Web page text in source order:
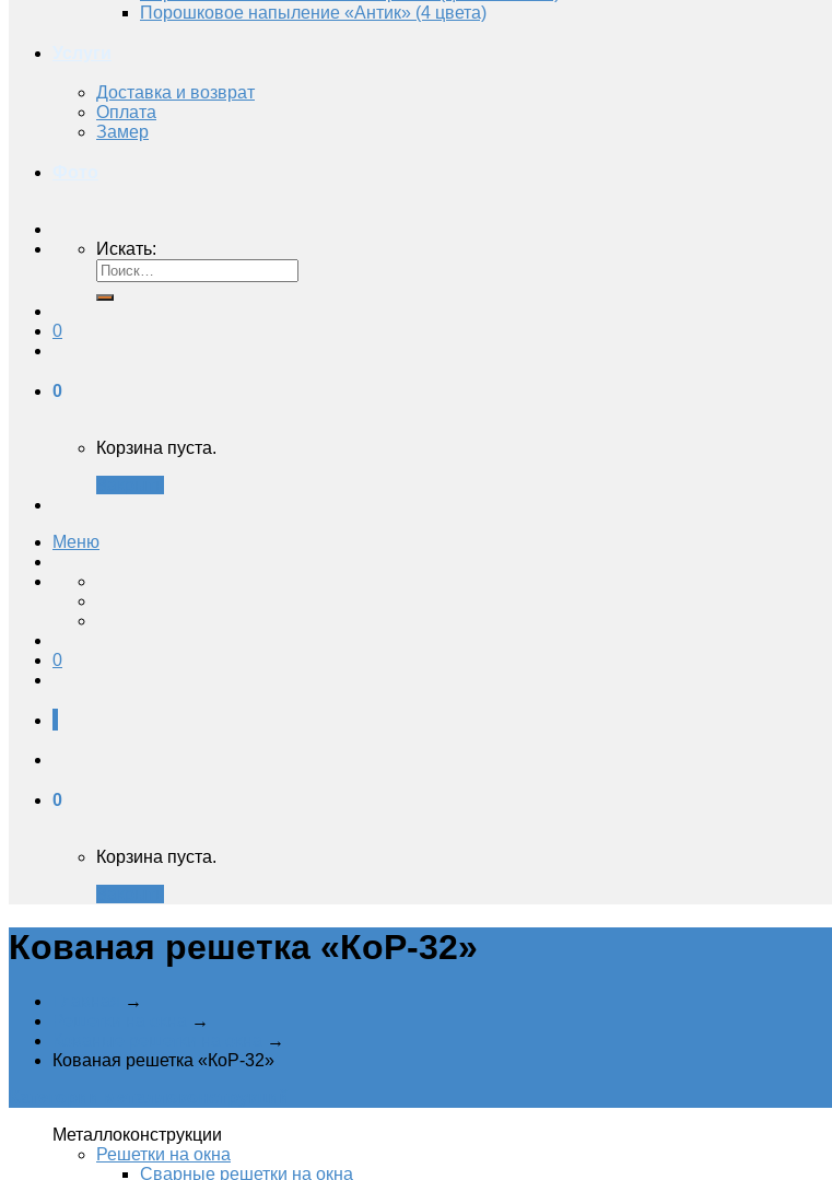
Порошковое напыление «Антик» (4 цвета)
Доставка и возврат
Оплата
Замер
Искать:
0
0
Корзина пуста.
Меню
0
0
Корзина пуста.
Кованая решетка «КоР-32»‎
→
→
→
Кованая решетка «КоР-32»‎
Металлоконструкции
Решетки на окна
Сварные решетки на окна